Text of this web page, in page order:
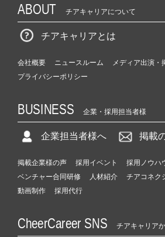
ABOUT チアキャリアについて
チアキャリアとは
会社概要 ニュースルーム
メディア出演・
プライバシーポリシー
BUSINESS 企業・採用担当者様
企業担当者様へ 掲載
掲載企業様の声 採用イベント 採用ノウハ
ベンチャー合同研修
人材紹介 チアコネク
動画制作
採用代行
CheerCareer SNS チアキャリア